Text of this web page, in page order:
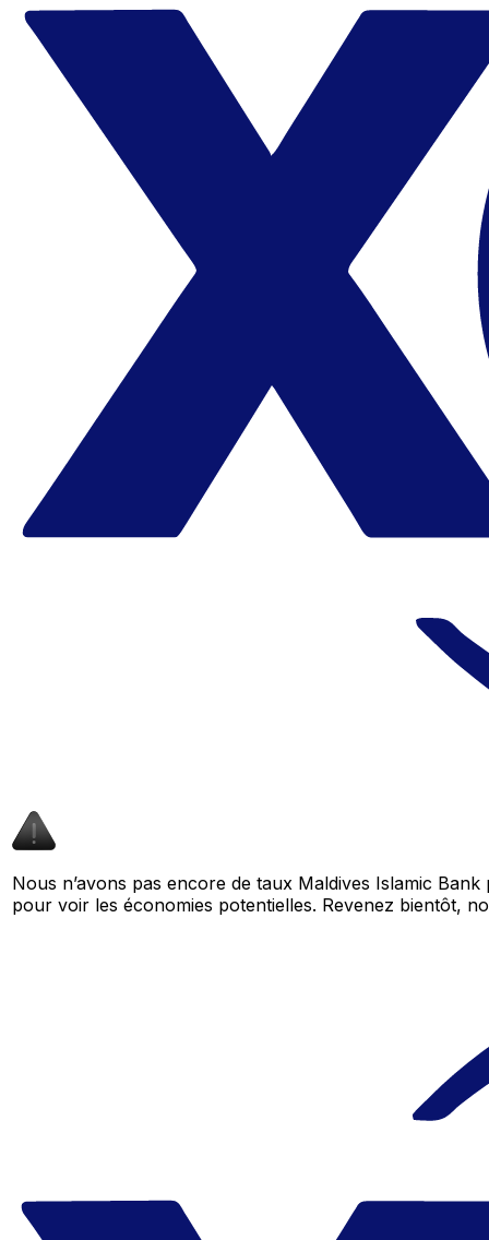
Nous n’avons pas encore de taux Maldives Islamic
pour voir les économies potentielles. Revenez bientôt,